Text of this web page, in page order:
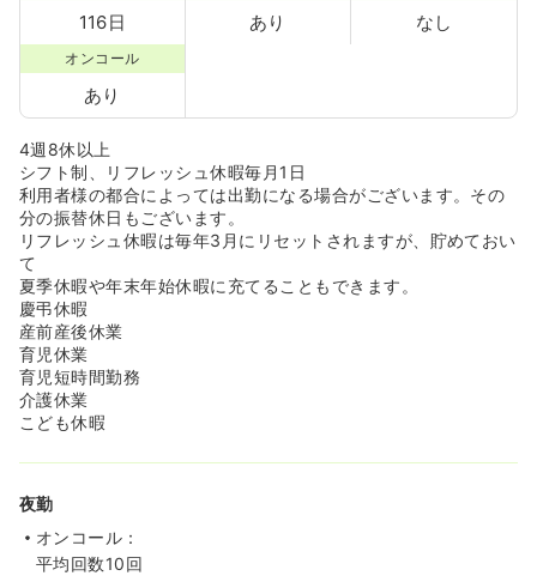
116日 あり なし
オンコール
あり
4週8休以上
シフト制、リフレッシュ休暇毎月1日
利用者様の都合によっては出勤になる場合がございます。その
分の振替休日もございます。
リフレッシュ休暇は毎年3月にリセットされますが、貯めておい
て
夏季休暇や年末年始休暇に充てることもできます。
慶弔休暇
産前産後休業
育児休業
育児短時間勤務
介護休業
こども休暇
夜勤
オンコール：
平均回数10回